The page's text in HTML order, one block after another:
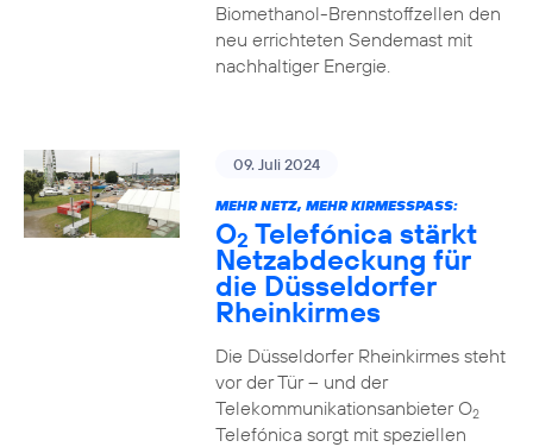
Biomethanol-Brennstoffzellen den
neu errichteten Sendemast mit
nachhaltiger Energie.
09. Juli 2024
MEHR NETZ, MEHR KIRMESSPASS:
O2 Telefónica stärkt
Netzabdeckung für
die Düsseldorfer
Rheinkirmes
Die Düsseldorfer Rheinkirmes steht
vor der Tür – und der
Telekommunikationsanbieter O2
Telefónica sorgt mit speziellen